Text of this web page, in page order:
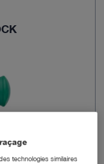
technologies similaires